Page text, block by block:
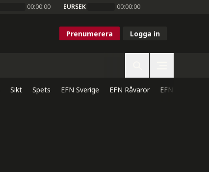
00:00:00 EURSEK 00:00:00
Prenumerera Logga in
Sikt Spets EFN Sverige EFN Råvaror EFN Direkt